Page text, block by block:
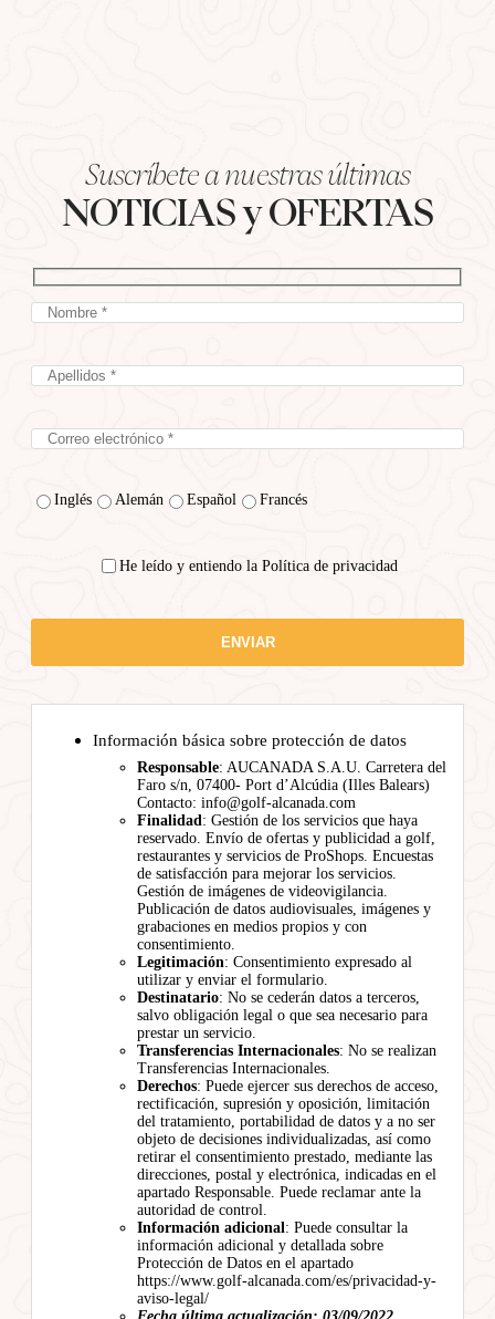
Suscríbete a nuestras últimas
NOTICIAS y OFERTAS
Inglés Alemán Español Francés
He leído y entiendo la Política de privacidad
Información básica sobre protección de datos
Responsable: AUCANADA S.A.U. Carretera del
Faro s/n, 07400- Port d’Alcúdia (Illes Balears)
Contacto: info@golf-alcanada.com
Finalidad: Gestión de los servicios que haya
reservado. Envío de ofertas y publicidad a golf,
restaurantes y servicios de ProShops. Encuestas
de satisfacción para mejorar los servicios.
Gestión de imágenes de videovigilancia.
Publicación de datos audiovisuales, imágenes y
grabaciones en medios propios y con
consentimiento.
Legitimación: Consentimiento expresado al
utilizar y enviar el formulario.
Destinatario: No se cederán datos a terceros,
salvo obligación legal o que sea necesario para
prestar un servicio.
Transferencias Internacionales: No se realizan
Transferencias Internacionales.
Derechos: Puede ejercer sus derechos de acceso,
rectificación, supresión y oposición, limitación
del tratamiento, portabilidad de datos y a no ser
objeto de decisiones individualizadas, así como
retirar el consentimiento prestado, mediante las
direcciones, postal y electrónica, indicadas en el
apartado Responsable. Puede reclamar ante la
autoridad de control.
Información adicional: Puede consultar la
información adicional y detallada sobre
Protección de Datos en el apartado
https://www.golf-alcanada.com/es/privacidad-y-
aviso-legal/